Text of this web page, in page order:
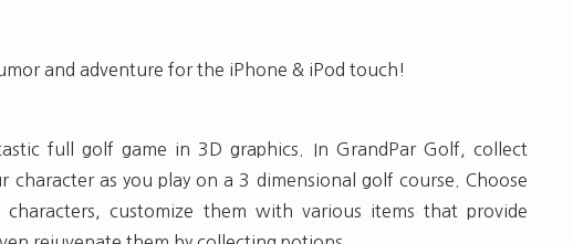
and adventure for the iPhone & iPod touch!
full golf game in 3D graphics. In GrandPar Golf, collect
character as you play on a 3 dimensional golf course. Choose
customize them with various items that provide